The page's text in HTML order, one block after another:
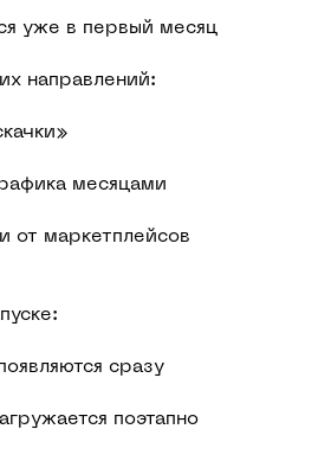
уже в первый месяц
направлений:
месяцами
от маркетплейсов
сразу
поэтапно